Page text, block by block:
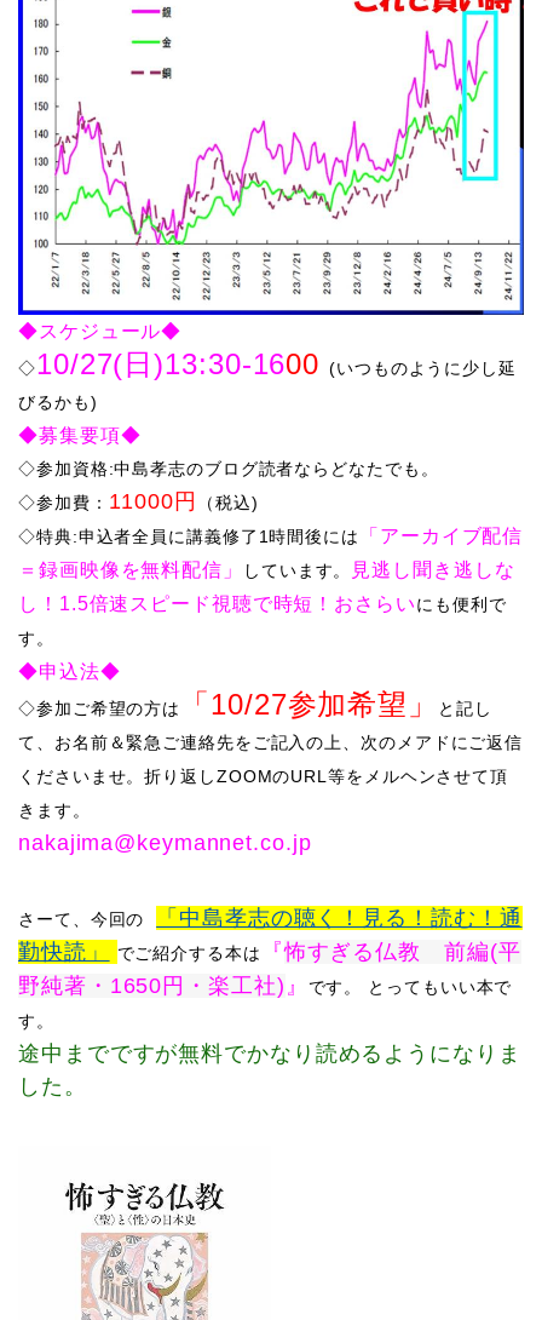
◆スケジュール◆
◇10/27(日)13:30-1600(いつものように少し延
びるかも)
◆募集要項◆
◇参加資格:中島孝志のブログ読者ならどなたでも。
◇参加費： 11000円
（税込)
​◇特典:申込者全員に講義修了1時間後には
「アーカイブ配信
＝録画映像を無料配信」
しています。
見逃し聞き逃しな
し！1.5倍速スピード視聴で時短！おさらいにも便利で
す。
◆申込法◆
◇​参加ご希望の方は 「10/27参加希望」
と記し
て、お名前＆緊急ご連絡先をご記入の上、次のメアドにご返信
くださいませ。折り返しZOOMのURL等をメルヘンさせて頂
きます。
​​​nakajima@keymannet.co.jp
さーて、​ 今回の
「中島孝志の聴く！見る！読む！通
勤快読」
でご紹介する本は 『怖すぎる仏教 前編(平
野純著・1650円・楽工社) 』 です。
とってもいい本で
す。
途中までですが無料でかなり読めるようになりま
した 。